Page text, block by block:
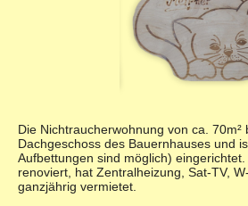
Fotogalerie
Geschichte
Anfrage und
Die Nichtraucherwohnung von ca. 70m²
Dachgeschoss des Bauernhauses und
Aufbettungen sind möglich)
renoviert, hat Zentralheizung, Sat-TV,
ganzjährig vermietet.